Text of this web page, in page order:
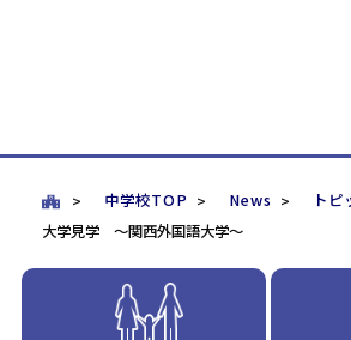
中学校TOP News トピ
大学見学 ～関西外国語大学～